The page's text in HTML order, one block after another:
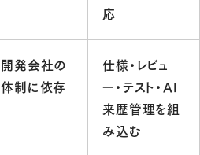
応
開発会社の
体制に依存
仕様・レビュ
ー・テスト・AI
来歴管理を組
み込む